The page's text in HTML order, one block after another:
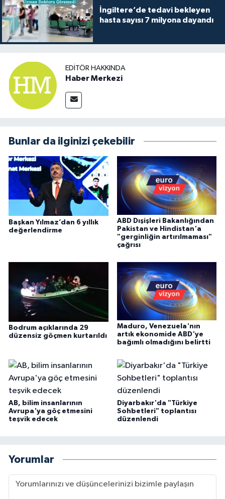
İngiltere’de tedavi bekleyen
hasta sayısı 7 milyona dayandı
EDITÖR HAKKINDA
Haber Merkezi
Bunlar da ilginizi çekebilir
Başkan Yılmaz’dan 6 yıllık
değerlendirme
ABD Dışişleri Bakanlığından
Pakistan ve Hindistan'a
"gerginliğin artırılmaması"
çağrısı
Bodrum açıklarında 29
düzensiz göçmen kurtarıldı
Maduro, Venezuela'nın
artık ekonomide ABD'ye
bağımlı olmadığını belirtti
AB, bilim insanlarının
Avrupa'ya göç etmesini
teşvik edecek
Diyarbakır'da "Türkiye
Sohbetleri" toplantısı
düzenlendi
Yorumlar